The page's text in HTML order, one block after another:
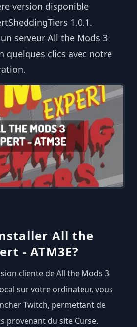
version disponible
1.0.1.
serveur All the Mods 3
quelques clics avec notre
All the
- ATM3E?
cliente de All the Mods 3
sur votre ordinateur, vous
Twitch, permettant de
provenant du site Curse.